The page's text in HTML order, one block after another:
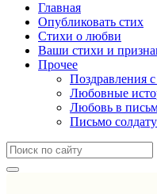
Главная
Опубликовать стих
Стихи о любви
Ваши стихи и
Прочее
Поздравления
Любовные
Любовь в
Письмо солдату